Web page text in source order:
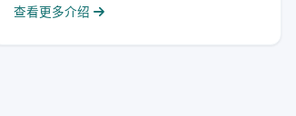
查看更多介绍